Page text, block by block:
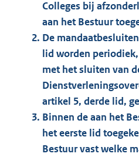
Colleges bij
aan het Bestuur
De
lid worden
met het sluiten van
artikel 5, derde lid,
Binnen de aan het
het eerste lid
Bestuur vast welke